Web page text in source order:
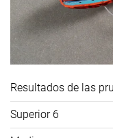
Resultados de las
Superior 6